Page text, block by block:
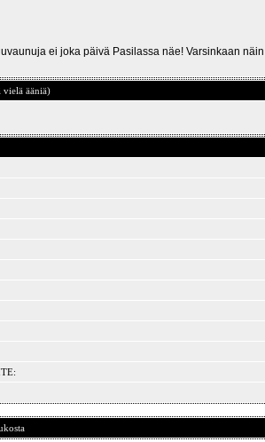
ei joka päivä Pasilassa näe! Varsinkaan
vielä ääniä)